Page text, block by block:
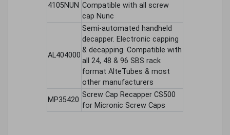
4105NUN Compatible with all screw
cap Nunc
AL404000
Semi-automated handheld
decapper. Electronic capping
& decapping. Compatible with
all 24, 48 & 96 SBS rack
format AlteTubes & most
other manufacturers
MP35420
Screw Cap Recapper CS500
for Micronic Screw Caps